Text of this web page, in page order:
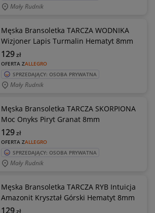
Mały Rudnik
Męska Bransoletka TARCZA WODNIKA
Wizjoner Lapis Turmalin Hematyt 8mm
OFERTA ZALLEGRO
129zł
SPRZEDAJĄCY: OSOBA PRYWATNA
Mały Rudnik
Męska Bransoletka TARCZA SKORPIONA
Moc Onyks Piryt Granat 8mm
OFERTA ZALLEGRO
129zł
SPRZEDAJĄCY: OSOBA PRYWATNA
Mały Rudnik
Męska Bransoletka TARCZA RYB Intuicja
Amazonit Kryształ Górski Hematyt 8mm
129zł